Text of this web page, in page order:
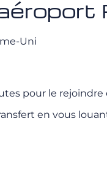
Uni
pour le
en vous